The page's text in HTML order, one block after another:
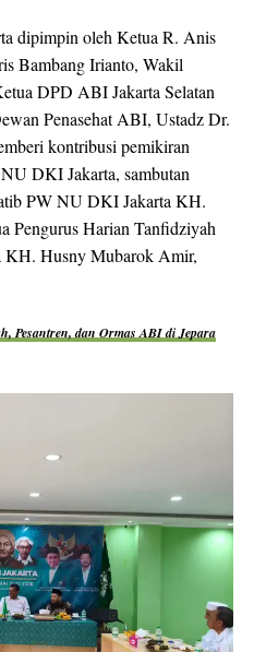
dipimpin oleh Ketua R. Anis
Bambang Irianto, Wakil
DPD ABI Jakarta Selatan
Penasehat ABI, Ustadz Dr.
kontribusi pemikiran
DKI Jakarta, sambutan
PW NU DKI Jakarta KH.
Pengurus Harian Tanfidziyah
Husny Mubarok Amir,
Pesantren, dan Ormas ABI di Jepara